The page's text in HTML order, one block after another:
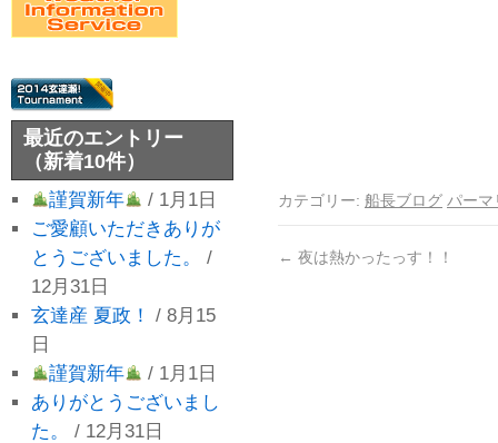
カテゴリー: 船長ブログ パーマ
← 夜は熱かったっす！！
最近のエントリー
（新着10件）
謹賀新年
/ 1月1日
ご愛顧いただきありが
とうございました。
/
12月31日
玄達産 夏政！
/ 8月15
日
謹賀新年
/ 1月1日
ありがとうございまし
た。
/ 12月31日